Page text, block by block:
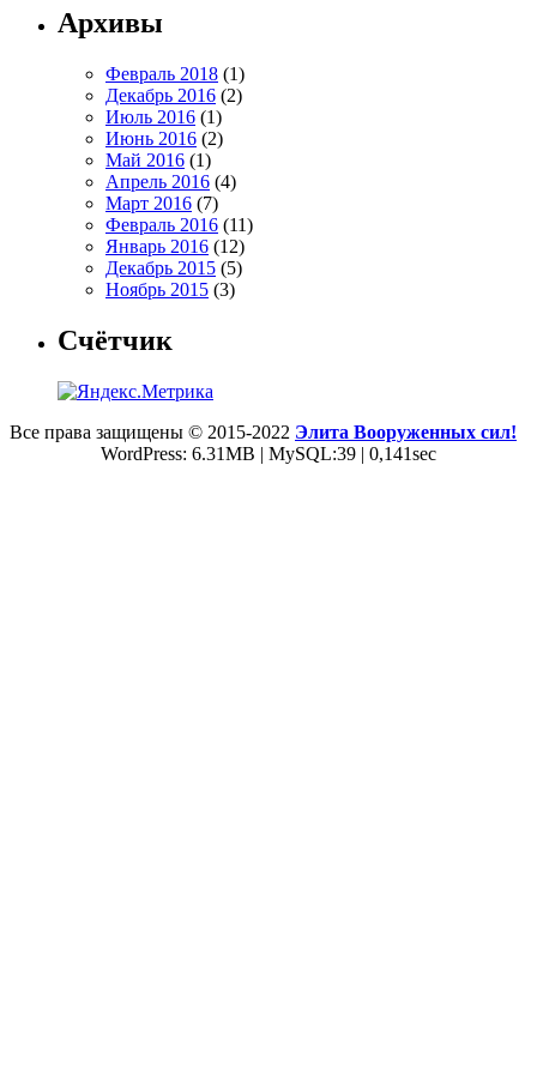
Архивы
Февраль 2018 (1)
Декабрь 2016 (2)
Июль 2016 (1)
Июнь 2016 (2)
Май 2016 (1)
Апрель 2016 (4)
Март 2016 (7)
Февраль 2016 (11)
Январь 2016 (12)
Декабрь 2015 (5)
Ноябрь 2015 (3)
Счётчик
Все права защищены © 2015-2022 Элита Вооруженных сил!
WordPress: 6.31MB | MySQL:39 | 0,141sec